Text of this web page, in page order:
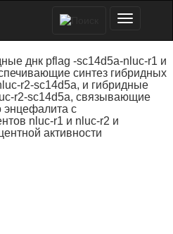
днк pflag -sc14d5a-nluc-r1 и
синтез гибридных
r2-sc14d5a, и гибридные
r2-sc14d5a, связывающие
энцефалита с
nluc-r1 и nluc-r2 и
активности